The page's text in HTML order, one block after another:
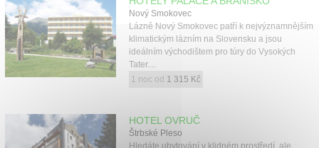
Nový Smokovec
Lázně Nový Smokovec patří k nejvýznamnějším
klimatickým lázním na Slovensku a jsou
ideálním východištem pro túry do Vysokých
Tater....
1 noc od 1 315 Kč
HOTEL OVRUČ
Štrbské Pleso
Hledáte ubytování v klidném prostředí, ale